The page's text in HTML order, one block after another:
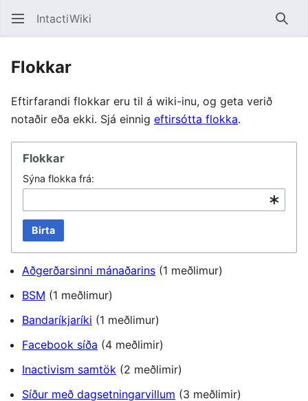
IntactiWiki Leita
Flokkar
Eftirfarandi flokkar eru til á wiki-inu, og geta verið
notaðir eða ekki. Sjá einnig eftirsótta flokka.
Flokkar
Sýna flokka frá:
Birta
Aðgerðarsinni mánaðarins (1 meðlimur)
BSM (1 meðlimur)
Bandaríkjaríki (1 meðlimur)
Facebook síða (4 meðlimir)
Inactivism samtök (2 meðlimir)
Síður með dagsetningarvillum (3 meðlimir)